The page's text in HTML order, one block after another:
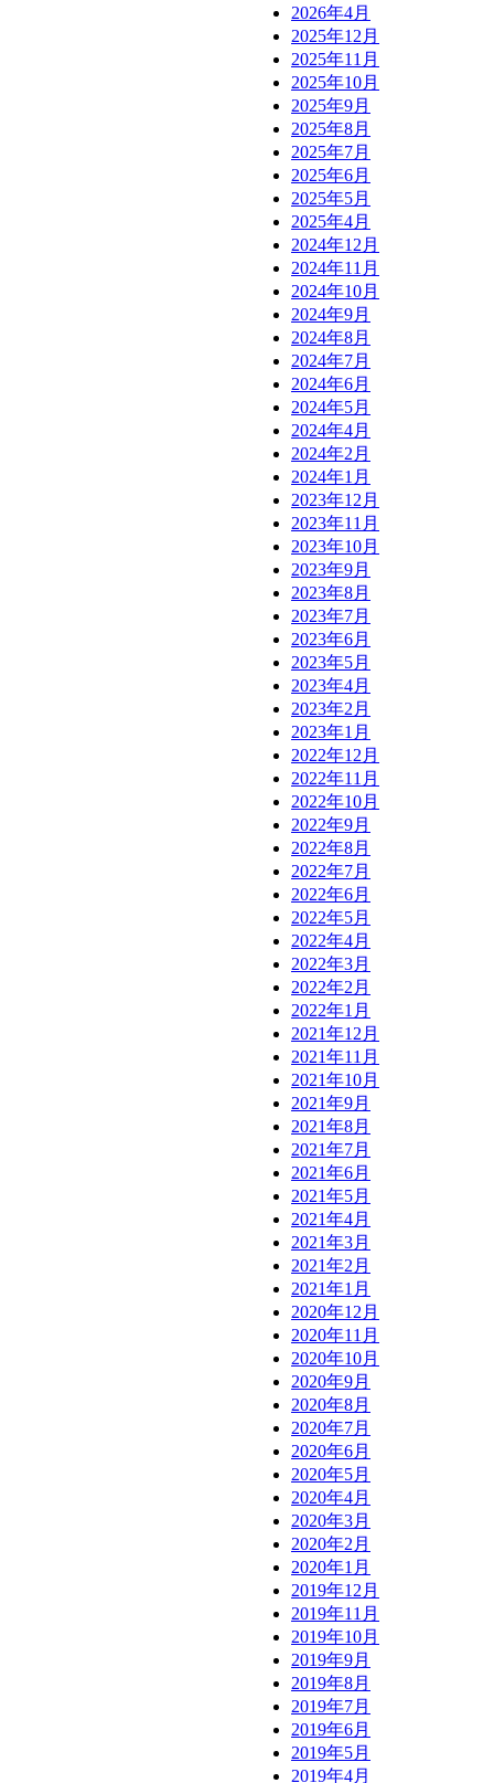
2026年4月
2025年12月
2025年11月
2025年10月
2025年9月
2025年8月
2025年7月
2025年6月
2025年5月
2025年4月
2024年12月
2024年11月
2024年10月
2024年9月
2024年8月
2024年7月
2024年6月
2024年5月
2024年4月
2024年2月
2024年1月
2023年12月
2023年11月
2023年10月
2023年9月
2023年8月
2023年7月
2023年6月
2023年5月
2023年4月
2023年2月
2023年1月
2022年12月
2022年11月
2022年10月
2022年9月
2022年8月
2022年7月
2022年6月
2022年5月
2022年4月
2022年3月
2022年2月
2022年1月
2021年12月
2021年11月
2021年10月
2021年9月
2021年8月
2021年7月
2021年6月
2021年5月
2021年4月
2021年3月
2021年2月
2021年1月
2020年12月
2020年11月
2020年10月
2020年9月
2020年8月
2020年7月
2020年6月
2020年5月
2020年4月
2020年3月
2020年2月
2020年1月
2019年12月
2019年11月
2019年10月
2019年9月
2019年8月
2019年7月
2019年6月
2019年5月
2019年4月